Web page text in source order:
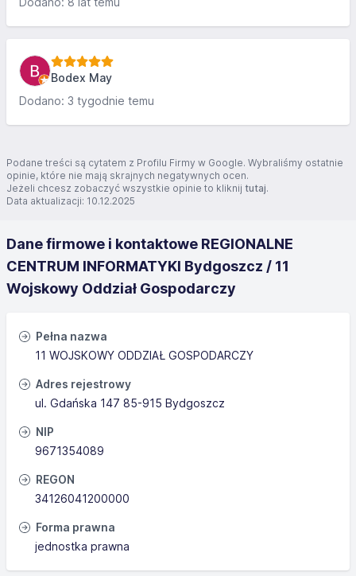
Bodex May
Dodano: 3 tygodnie temu
Podane treści są cytatem z Profilu Firmy w Google. Wybraliśmy ostatnie
opinie, które nie mają skrajnych negatywnych ocen.
Jeżeli chcesz zobaczyć wszystkie opinie to kliknij tutaj.
Data aktualizacji: 10.12.2025
Dane firmowe i kontaktowe REGIONALNE
CENTRUM INFORMATYKI Bydgoszcz / 11
Wojskowy Oddział Gospodarczy
Pełna nazwa
11 WOJSKOWY ODDZIAŁ GOSPODARCZY
Adres rejestrowy
ul. Gdańska 147 85-915 Bydgoszcz
NIP
9671354089
REGON
34126041200000
Forma prawna
jednostka prawna